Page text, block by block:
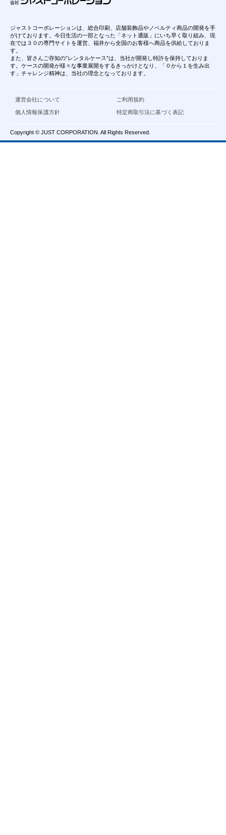
ジャストコーポレーションは、総合印刷、店舗装飾品やノベルティ商品の開発を手
がけております。今日生活の一部となった「ネット通販」にいち早く取り組み、現
在では３０の専門サイトを運営、福井から全国のお客様へ商品を供給しておりま
す。
また、皆さんご存知の”レンタルケース”は、当社が開発し特許を保持しておりま
す。ケースの開発が様々な事業展開をするきっかけとなり、「０から１を生み出
す」チャレンジ精神は、当社の理念となっております。
運営会社について
個人情報保護方針
ご利用規約
特定商取引法に基づく表記
Copyright © JUST CORPORATION. All Rights Reserved.